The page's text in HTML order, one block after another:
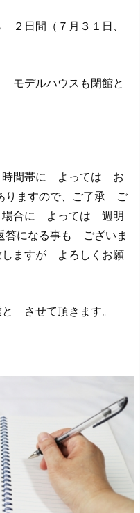
日間（７月３１日、
モデルハウスも閉館と
間帯に よっては お
りますので、ご了承 ご
合に よっては 週明
になる事も ございま
ますが よろしくお願
させて頂きます。